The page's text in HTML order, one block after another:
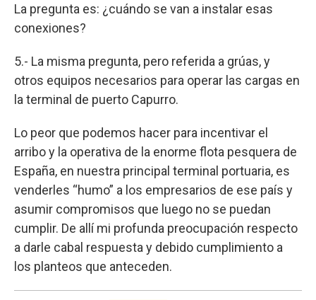
La pregunta es: ¿cuándo se van a instalar esas
conexiones?
5.- La misma pregunta, pero referida a grúas, y
otros equipos necesarios para operar las cargas en
la terminal de puerto Capurro.
Lo peor que podemos hacer para incentivar el
arribo y la operativa de la enorme flota pesquera de
España, en nuestra principal terminal portuaria, es
venderles “humo” a los empresarios de ese país y
asumir compromisos que luego no se puedan
cumplir. De allí mi profunda preocupación respecto
a darle cabal respuesta y debido cumplimiento a
los planteos que anteceden.